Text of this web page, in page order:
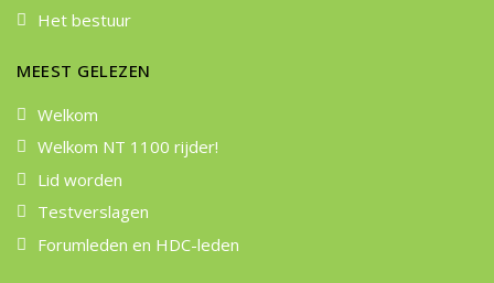
Het bestuur
MEEST GELEZEN
Welkom
Welkom NT 1100 rijder!
Lid worden
Testverslagen
Forumleden en HDC-leden